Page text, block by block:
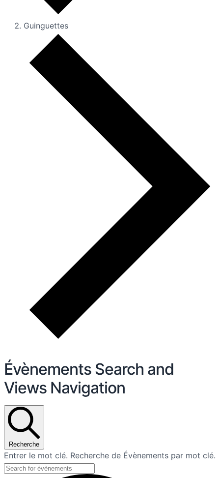
Guinguettes
Évènements Search and
Views Navigation
Recherche
Entrer le mot clé. Recherche de Évènements par mot clé.